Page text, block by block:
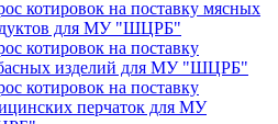
котировок на поставку мясных
для МУ "ШЦРБ"
котировок на поставку
изделий для МУ "ШЦРБ"
котировок на поставку
перчаток для МУ